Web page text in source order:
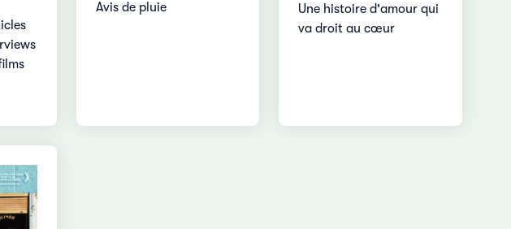
Avis de pluie
Une histoire d'amour qui
va droit au cœur